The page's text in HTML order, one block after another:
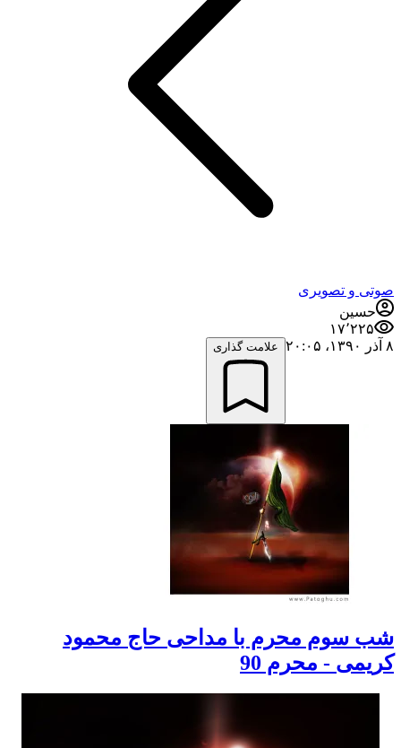
صوتی و تصویری
حسین
۱۷٬۲۲۵
۸ آذر ۱۳۹۰،‏ ۲۰:۰۵
علامت گذاری
شب سوم محرم با مداحی حاج محمود
کریمی - محرم 90